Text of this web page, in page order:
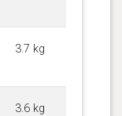
3.7 kg
3.6 kg